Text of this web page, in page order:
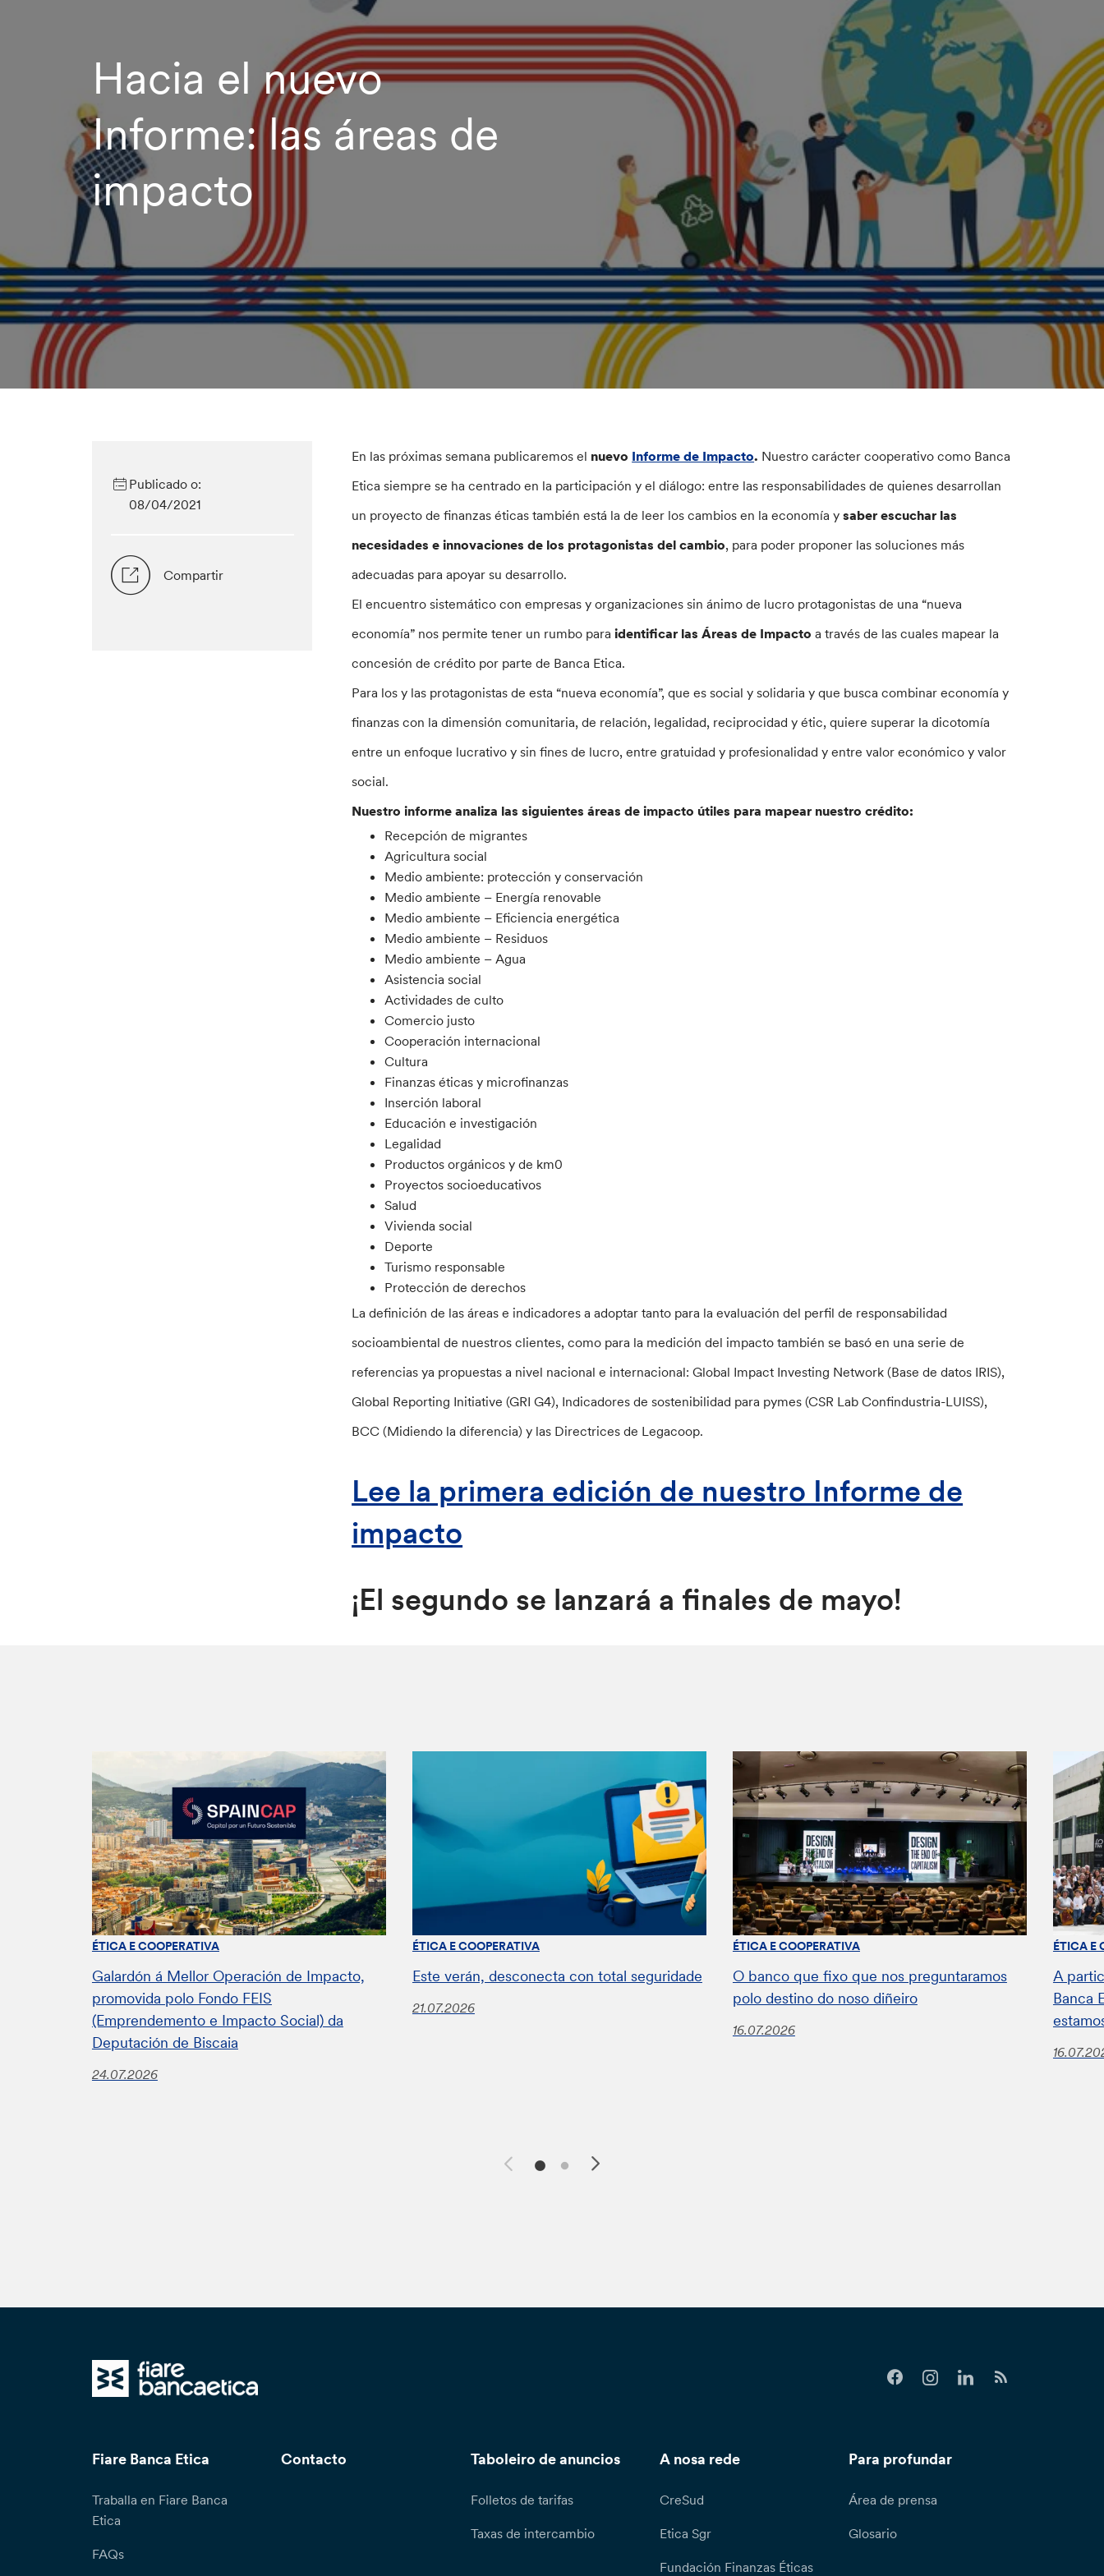
Hacia el nuevo
Informe: las áreas de
impacto
Publicado o:
08/04/2021
Compartir
En las próximas semana publicaremos el nuevo Informe de Impacto. Nuestro carácter cooperativo como Banca
Etica siempre se ha centrado en la participación y el diálogo: entre las responsabilidades de quienes desarrollan
un proyecto de finanzas éticas también está la de leer los cambios en la economía ysaber escuchar las
necesidades e innovaciones de los protagonistas del cambio, para poder proponer las soluciones más
adecuadas para apoyar su desarrollo.
El encuentro sistemático con empresas y organizaciones sin ánimo de lucro protagonistas de una “nueva
economía” nos permite tener un rumbo para identificar las Áreas de Impacto a través de las cuales mapear la
concesión de crédito por parte de Banca Etica.
Para los y las protagonistas de esta “nueva economía”, que es social y solidaria y que busca combinar economía y
finanzas con la dimensión comunitaria, de relación, legalidad, reciprocidad y étic, quiere superar la dicotomía
entre un enfoque lucrativo y sin fines de lucro, entre gratuidad y profesionalidad y entre valor económico y valor
social.
Nuestro informe analiza las siguientes áreas de impacto útiles para mapear nuestro crédito:
Recepción de migrantes
Agricultura social
Medio ambiente: protección y conservación
Medio ambiente – Energía renovable
Medio ambiente – Eficiencia energética
Medio ambiente – Residuos
Medio ambiente – Agua
Asistencia social
Actividades de culto
Comercio justo
Cooperación internacional
Cultura
Finanzas éticas y microfinanzas
Inserción laboral
Educación e investigación
Legalidad
Productos orgánicos y de km0
Proyectos socioeducativos
Salud
Vivienda social
Deporte
Turismo responsable
Protección de derechos
La definición de las áreas e indicadores a adoptar tanto para la evaluación del perfil de responsabilidad
socioambiental de nuestros clientes, como para la medición del impacto también se basó en una serie de
referencias ya propuestas a nivel nacional e internacional: Global Impact Investing Network (Base de datos IRIS),
Global Reporting Initiative (GRI G4), Indicadores de sostenibilidad para pymes (CSR Lab Confindustria-LUISS),
BCC (Midiendo la diferencia) y las Directrices de Legacoop.
Lee la primera edición de nuestro Informe de
impacto
¡El segundo se lanzará a finales de mayo!
ÉTICA E COOPERATIVA
Galardón á Mellor Operación de Impacto,
promovida polo Fondo FEIS
(Emprendemento e Impacto Social) da
Deputación de Biscaia
24.07.2026
ÉTICA E COOPERATIVA
Este verán, desconecta con total seguridade
21.07.2026
ÉTICA E COOPERATIVA
O banco que fixo que nos preguntaramos
polo destino do noso diñeiro
16.07.2026
ÉTICA E
A
Banca
Fiare Banca Etica
Traballa en Fiare Banca
Etica
FAQs
Contacto Taboleiro de anuncios
Folletos de tarifas
Taxas de intercambio
A nosa rede
CreSud
Etica Sgr
Fundación Finanzas Éticas
Para profundar
Área de prensa
Glosario